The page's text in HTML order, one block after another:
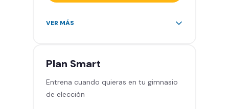
Acceso ilimitado a + 2.000
Sillones de masaje
Smart Fit App - Tu plan de
entrenamiento personalizado
VER MÁS
Plan Smart
Entrena cuando quieras en tu gimnasio
de elección